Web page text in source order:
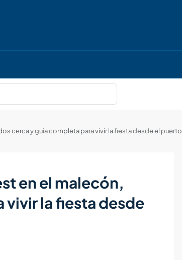
cerca y guía completa para vivir la fiesta desde el puerto
en el malecón,
la fiesta desde